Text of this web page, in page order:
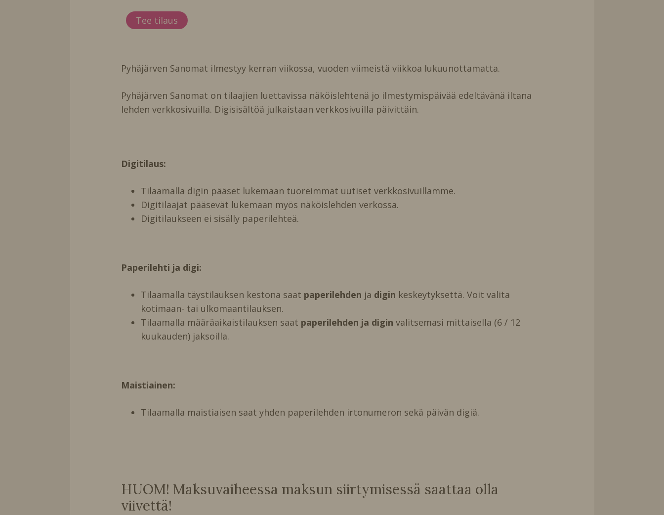
Pyhäjärven Sanomat ilmestyy kerran viikossa, vuoden viimeistä viikkoa lukuunottamatta.
Pyhäjärven Sanomat on tilaajien luettavissa näköislehtenä jo ilmestymispäivää edeltävänä iltana
lehden verkkosivuilla. Digisisältöä julkaistaan verkkosivuilla päivittäin.
Digitilaus:
Tilaamalla digin pääset lukemaan tuoreimmat uutiset verkkosivuillamme.
Digitilaajat pääsevät lukemaan myös näköislehden verkossa.
Digitilaukseen ei sisälly paperilehteä.
Paperilehti ja digi:
Tilaamalla täystilauksen kestona saat paperilehden ja digin keskeytyksettä. Voit valita
kotimaan- tai ulkomaantilauksen.
Tilaamalla määräaikaistilauksen saat paperilehden ja digin valitsemasi mittaisella (6 / 12
kuukauden) jaksoilla.
Maistiainen:
Tilaamalla maistiaisen saat yhden paperilehden irtonumeron sekä päivän digiä.
HUOM! Maksuvaiheessa maksun siirtymisessä saattaa olla
viivettä!